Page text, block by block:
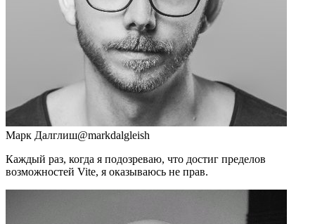
Марк Далглиш@markdalgleish
Каждый раз, когда я подозреваю, что достиг пределов
возможностей Vite, я оказываюсь не прав.